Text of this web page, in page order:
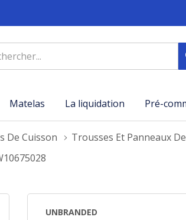
Matelas La liquidation Pré-
De Cuisson
Trousses Et Panneaux
UNBRANDED